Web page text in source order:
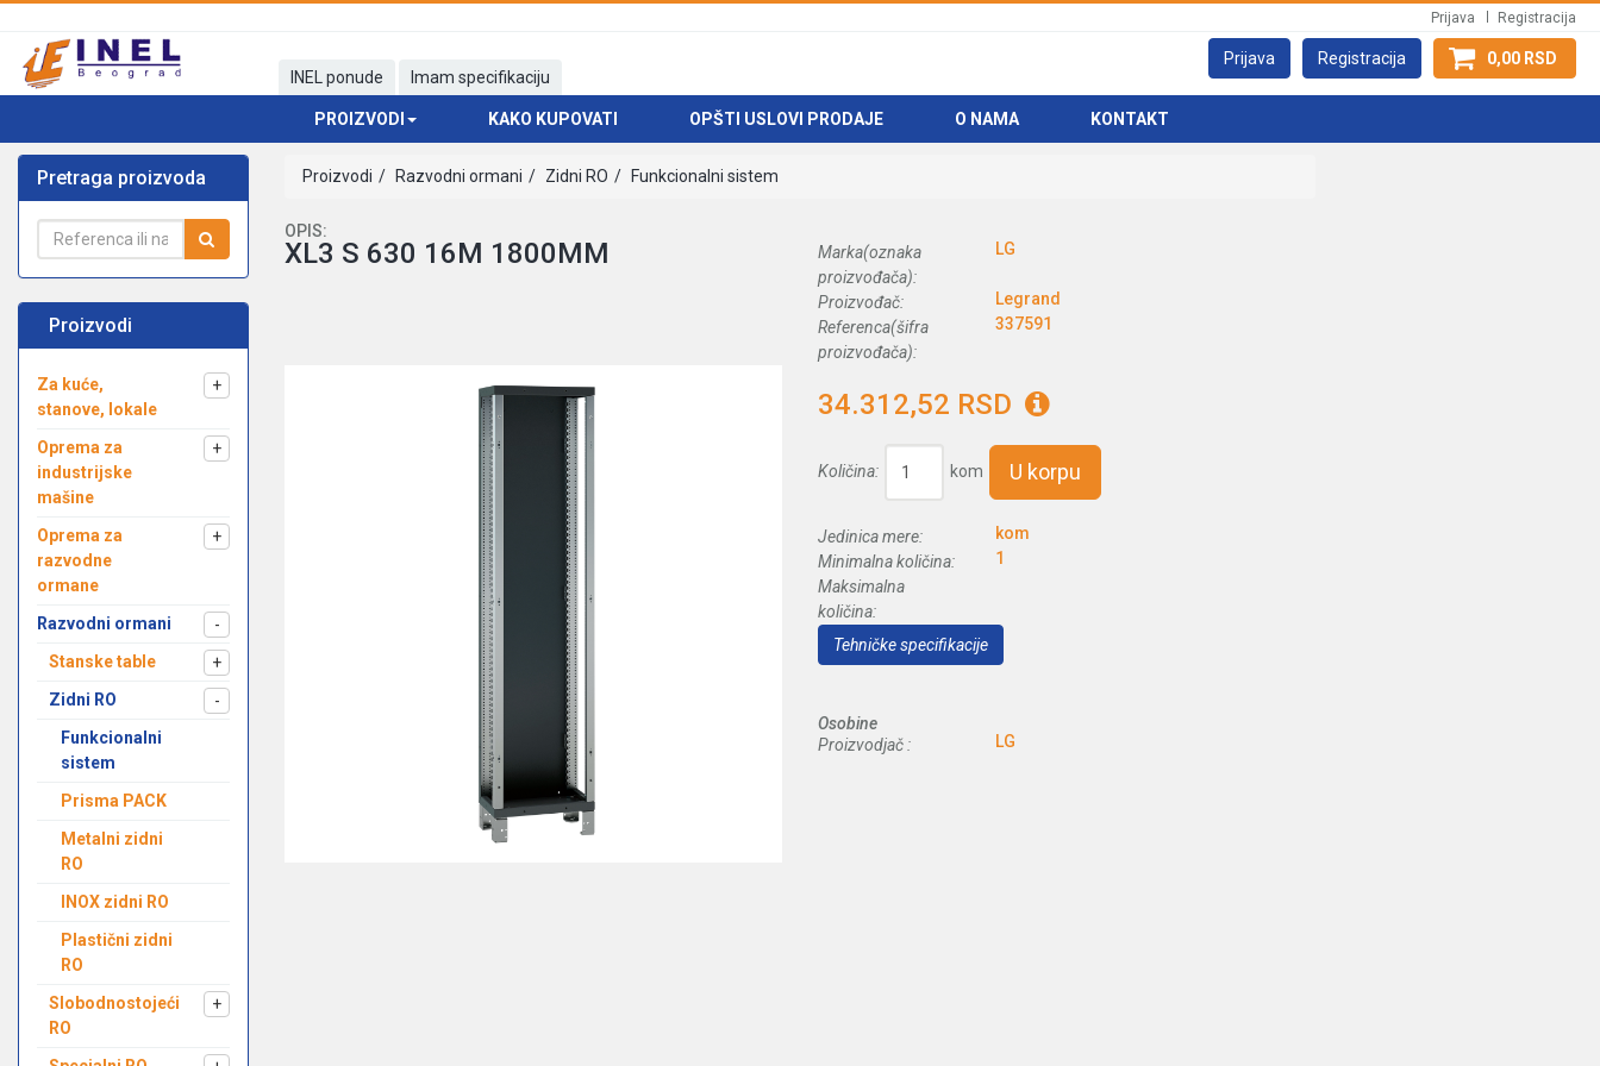
Prijava Registracija
Prijava Registracija
0,00 RSD
INEL ponude
Imam specifikaciju
PROIZVODI KAKO KUPOVATI OPŠTI USLOVI PRODAJE O NAMA KONTAKT
Pretraga proizvoda
Proizvodi
Za kuće,
stanove, lokale
+
Oprema za
industrijske
mašine
+
Oprema za
razvodne
ormane
+
Razvodni ormani
-
Stanske table
+
Zidni RO
-
Funkcionalni
sistem
Prisma PACK
Metalni zidni
RO
INOX zidni RO
Plastični zidni
RO
Slobodnostojeći
RO
+
Proizvodi Razvodni ormani Zidni RO Funkcionalni sistem
OPIS:
XL3 S 630 16M 1800MM
Marka(oznaka
proizvođača):
LG
Proizvođač:
Legrand
Referenca(šifra
proizvođača):
337591
34.312,52 RSD
Količina: kom U korpu
Jedinica mere:
kom
Minimalna količina:
1
Maksimalna
količina:
Tehničke specifikacije
Osobine
Proizvodjač :
LG